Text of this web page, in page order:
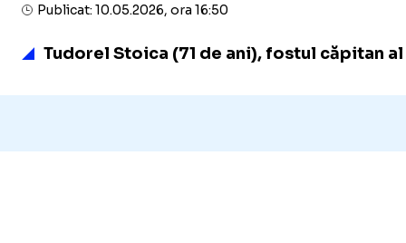
Publicat: 10.05.2026, ora 16:50
Tudorel Stoica (71 de ani), fostul căpitan